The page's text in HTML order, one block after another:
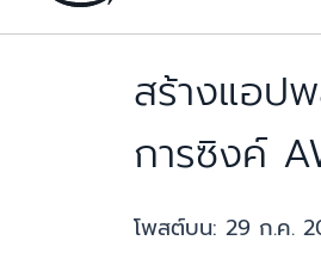
สร้างแอป
การซิงค์
โพสต์บน: 29 ก.ค.